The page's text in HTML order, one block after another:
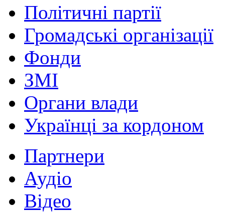
Політичні партії
Громадські організації
Фонди
ЗМІ
Органи влади
Українці за кордоном
Партнери
Аудіо
Відео